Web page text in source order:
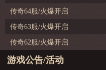
传奇64服/火爆开启
传奇63服/火爆开启
传奇62服/火爆开启
游戏公告/活动